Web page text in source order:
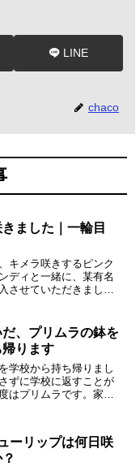
LINE
chaco
ました｜一輪目
キメラ咲きするピンク
ディと一緒に、某有名
させていただきまし
控えています。美しす
まった、...
、プリムラの鉢を
ります
学校から持ち帰りまし
ずに学校に返すことが
はプリムラです。家で
たようです。プリムラ
が、夏の...
ーリップは何日咲